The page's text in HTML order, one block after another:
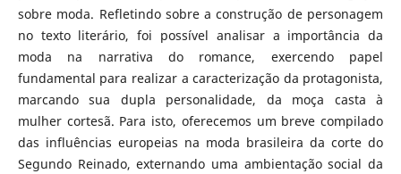
sobre moda. Refletindo sobre a construção de personagem
no texto literário, foi possível analisar a importância da
moda na narrativa do romance, exercendo papel
fundamental para realizar a caracterização da protagonista,
marcando sua dupla personalidade, da moça casta à
mulher cortesã. Para isto, oferecemos um breve compilado
das influências europeias na moda brasileira da corte do
Segundo Reinado, externando uma ambientação social da